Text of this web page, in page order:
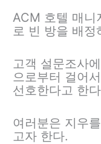
ACM 호텔 매니
로 빈 방을 배정
고객 설문조사
으로부터 걸어
선호한다고 한
여러분은 지우
고자 한다.